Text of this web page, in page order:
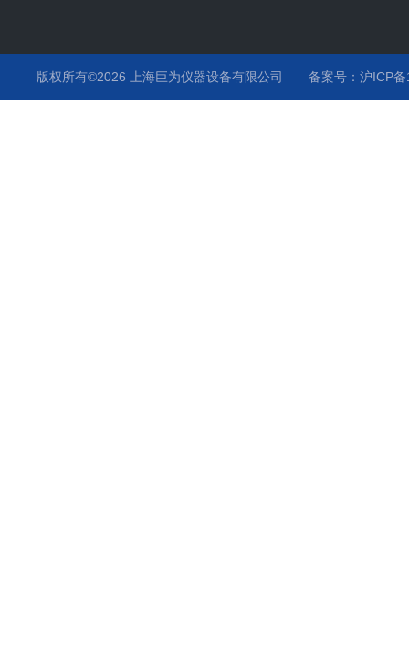
版权所有©2026 上海巨为仪器设备有限公司 备案号：沪ICP